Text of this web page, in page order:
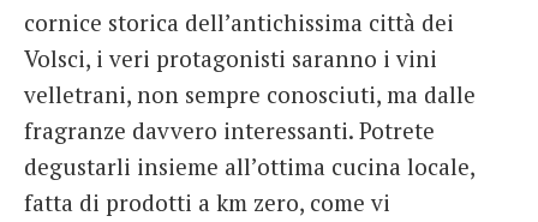
cornice storica dell’antichissima città dei
Volsci, i veri protagonisti saranno i vini
velletrani, non sempre conosciuti, ma dalle
fragranze davvero interessanti. Potrete
degustarli insieme all’ottima cucina locale,
fatta di prodotti a km zero, come vi